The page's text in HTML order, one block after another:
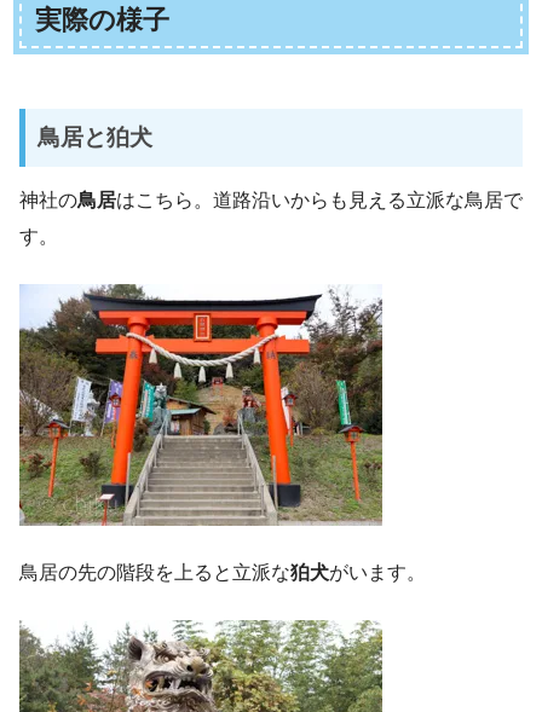
実際の様子
鳥居と狛犬
神社の鳥居はこちら。道路沿いからも見える立派な鳥居で
す。
鳥居の先の階段を上ると立派な狛犬がいます。